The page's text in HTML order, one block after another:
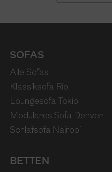
SOFAS
Alle Sofas
Klassiksofa Rio
Loungesofa Tokio
Modulares Sofa Denver
Schlafsofa Nairobi
BETTEN